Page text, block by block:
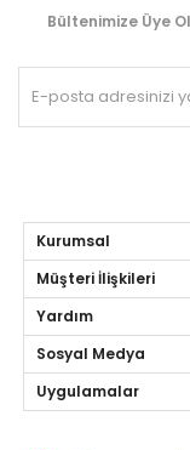
Bültenimize Üye
Kurumsal
Müşteri İlişkileri
Yardım
Sosyal Medya
Uygulamalar